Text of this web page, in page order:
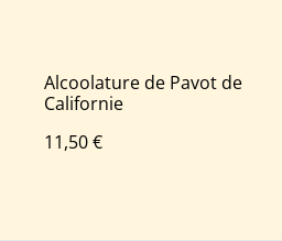
Alcoolature de Pavot de
Californie
11,50 €